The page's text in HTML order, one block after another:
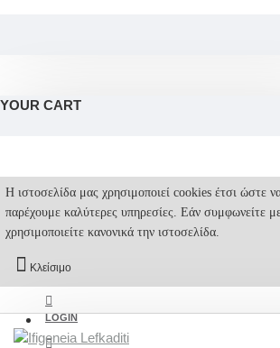
YOUR CART
Η ιστοσελίδα μας χρησιμοποιεί cookies έτσι ώστε
παρέχουμε καλύτερες υπηρεσίες. Εάν συμφωνείτε
χρησιμοποιείτε κανονικά την ιστοσελίδα.
Κλείσιμο
LOGIN